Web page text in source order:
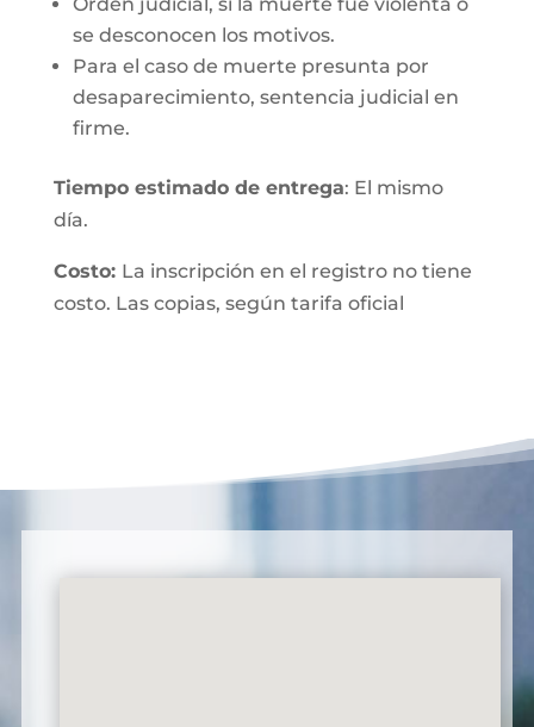
se desconocen los motivos.
Para el caso de muerte presunta por
desaparecimiento, sentencia judicial en
firme.
Tiempo estimado de entrega: El mismo
día.
Costo: La inscripción en el registro no tiene
costo. Las copias, según tarifa oficial